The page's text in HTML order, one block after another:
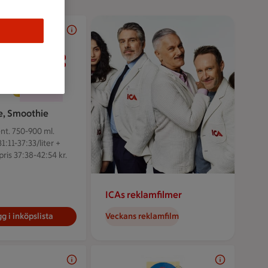
Smoothie
750-900 ml.
37:33/liter +
37:38-42:54 kr.
28 kr/+pant
i inköpslista
ICAs reklamfilmer
Veckans reklamfilm